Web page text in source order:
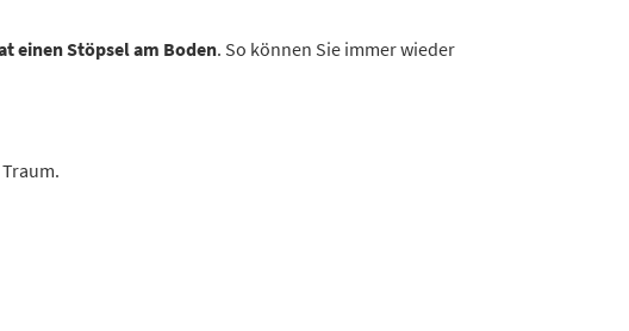
einen Stöpsel am Boden. So können Sie immer wieder